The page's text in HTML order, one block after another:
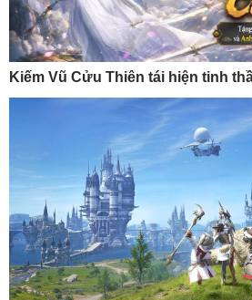
Kiếm Vũ Cửu Thiên tái hiện tinh